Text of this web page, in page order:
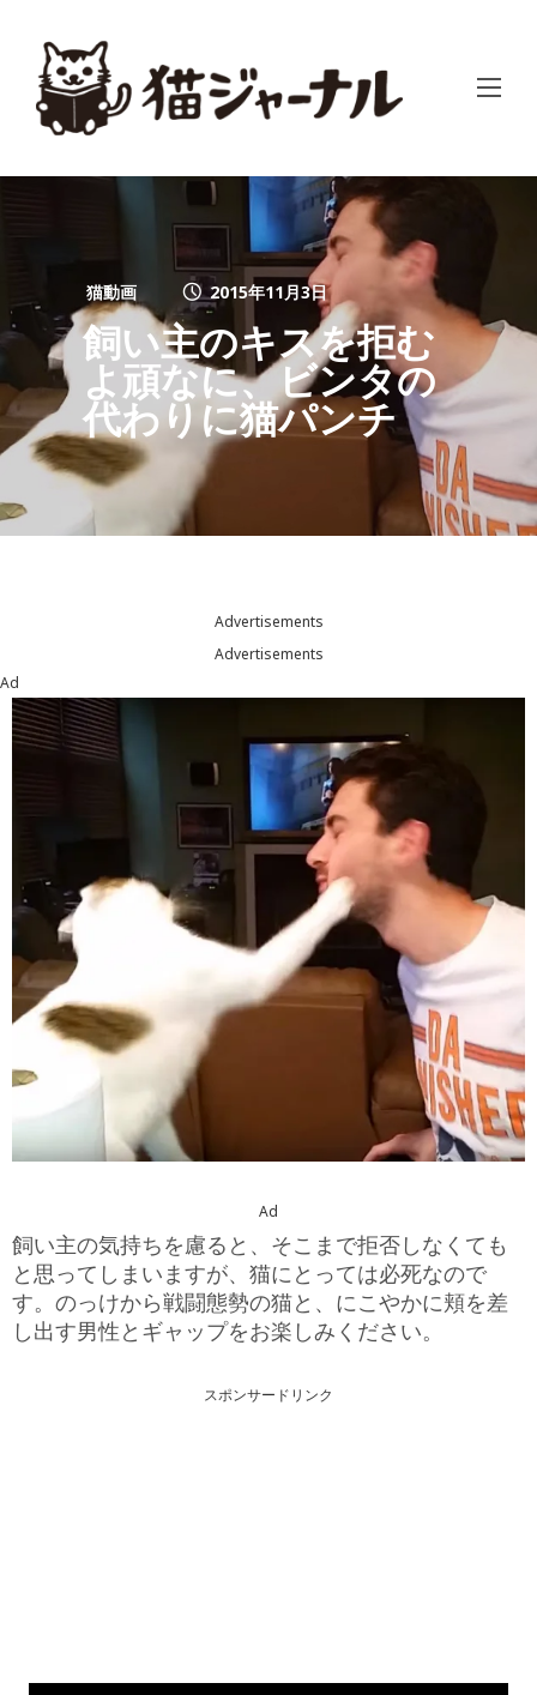
猫動画 2015年11月3日
飼い主のキスを拒む
よ頑なに、ビンタの
代わりに猫パンチ
Advertisements
Advertisements
Ad
Ad
飼い主の気持ちを慮ると、そこまで拒否しなくても
と思ってしまいますが、猫にとっては必死なので
す。のっけから戦闘態勢の猫と、にこやかに頬を差
し出す男性とギャップをお楽しみください。
スポンサードリンク